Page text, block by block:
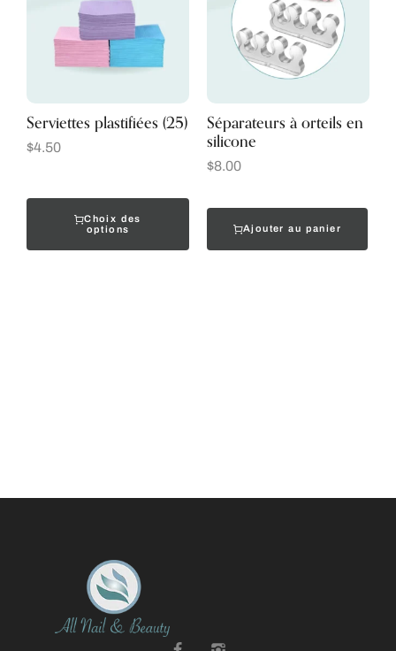
Serviettes plastifiées (25)
$4.50
Choix des
options
Séparateurs à orteils en
silicone
$8.00
Ajouter au panier